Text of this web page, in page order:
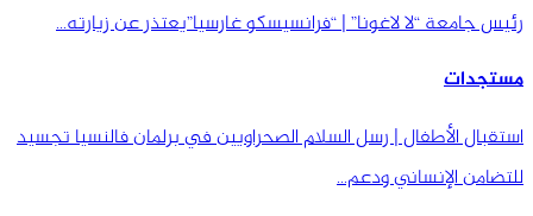
رئيس جامعة “لا لاغونا” | “فرانسيسكو غارسيا”يعتذر عن زيارته…
مستجدات
استقبال الأطفال | رسل السلام الصحراويين في برلمان فالنسيا تجسيد
للتضامن الإنساني ودعم…